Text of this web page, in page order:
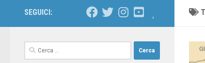
SEGUICI: